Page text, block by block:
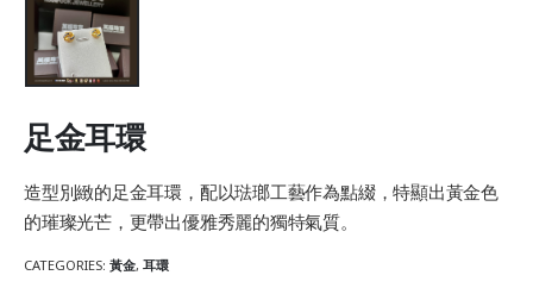
足金耳環
造型別緻的足金耳環，配以琺瑯工藝作為點綴，特顯出黃金色
的璀璨光芒，更帶出優雅秀麗的獨特氣質。
CATEGORIES: 黃金, 耳環